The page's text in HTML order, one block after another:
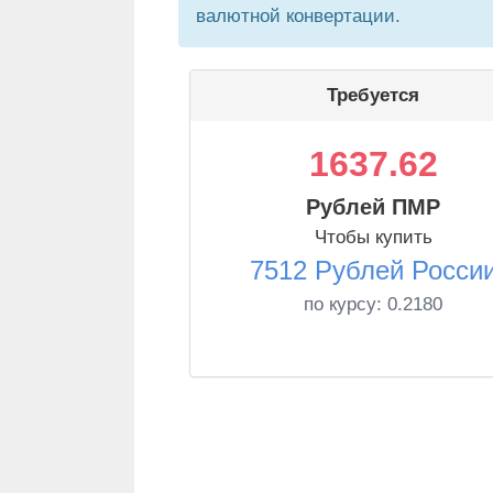
валютной конвертации.
Требуется
1637.62
Рублей ПМР
Чтобы купить
7512 Рублей
по курсу: 0.2180